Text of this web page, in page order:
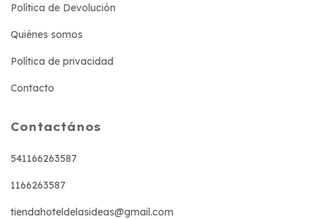
Política de Devolución
Quiénes somos
Política de privacidad
Contacto
Contactános
541166263587
1166263587
tiendahoteldelasideas@gmail.com